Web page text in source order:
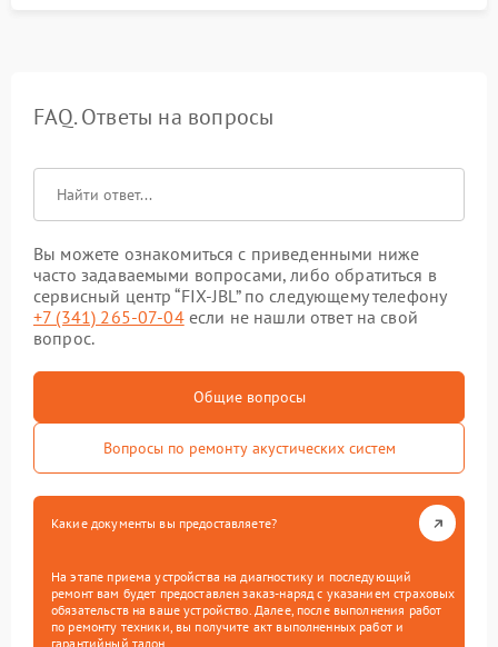
FAQ. Ответы на вопросы
Вы можете ознакомиться с приведенными ниже
часто задаваемыми вопросами, либо обратиться в
сервисный центр “FIX-JBL” по следующему телефону
+7 (341) 265-07-04если не нашли ответ на свой
вопрос.
Общие вопросы
Вопросы по ремонту акустических систем
Какие документы вы предоставляете?
На этапе приема устройства на диагностику и последующий
ремонт вам будет предоставлен заказ-наряд с указанием страховых
обязательств на ваше устройство. Далее, после выполнения работ
по ремонту техники, вы получите акт выполненных работ и
гарантийный талон.